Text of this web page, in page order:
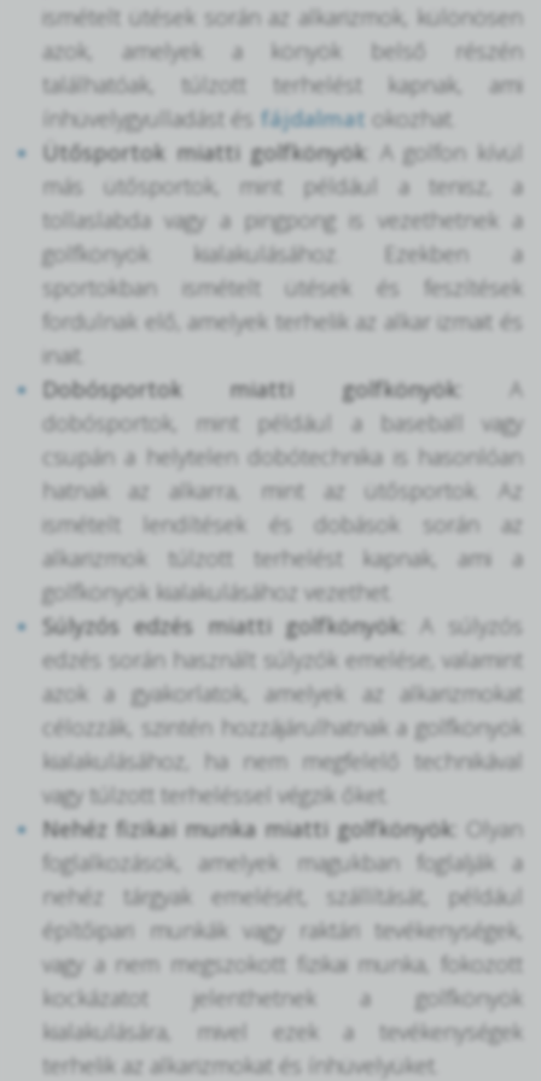
ismételt ütések során az alkarizmok, különösen
azok, amelyek a könyök belső részén
találhatóak, túlzott terhelést kapnak, ami
ínhüvelygyulladást és fájdalmat okozhat.
Ütősportok miatti golfkönyök : A golfon kívül
más ütősportok, mint például a tenisz, a
tollaslabda vagy a pingpong is vezethetnek a
golfkönyök kialakulásához. Ezekben a
sportokban ismételt ütések és feszítések
fordulnak elő, amelyek terhelik az alkar izmait és
inait.
Dobósportok miatti golfkönyök:
A
dobósportok, mint például a baseball vagy
csupán a helytelen dobótechnika is hasonlóan
hatnak az alkarra, mint az ütősportok. Az
ismételt lendítések és dobások során az
alkarizmok túlzott terhelést kapnak, ami a
golfkönyök kialakulásához vezethet.
Súlyzós edzés miatti golfkönyök:
A súlyzós
edzés során használt súlyzók emelése, valamint
azok a gyakorlatok, amelyek az alkarizmokat
célozzák, szintén hozzájárulhatnak a golfkönyök
kialakulásához, ha nem megfelelő technikával
vagy túlzott terheléssel végzik őket.
Nehéz fizikai munka miatti golfkönyök:
Olyan
foglalkozások, amelyek magukban foglalják a
nehéz tárgyak emelését, szállítását, például
építőipari munkák vagy raktári tevékenységek,
vagy a nem megszokott fizikai munka, fokozott
kockázatot jelenthetnek a golfkönyök
kialakulására, mivel ezek a tevékenységek
terhelik az alkarizmokat és ínhüvelyüket.